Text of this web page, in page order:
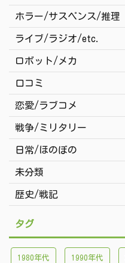
ホラー/サスペンス/推理
ライブ/ラジオ/etc.
ロボット/メカ
口コミ
恋愛/ラブコメ
戦争/ミリタリー
日常/ほのぼの
未分類
歴史/戦記
タグ
1980年代 1990年代